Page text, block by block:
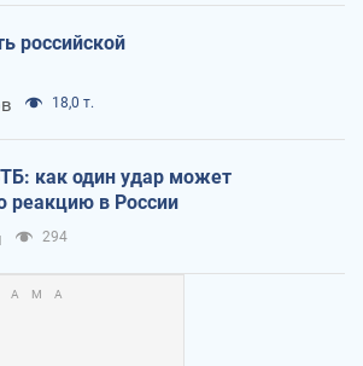
российской
18,0 т.
как один удар может
реакцию в России
294